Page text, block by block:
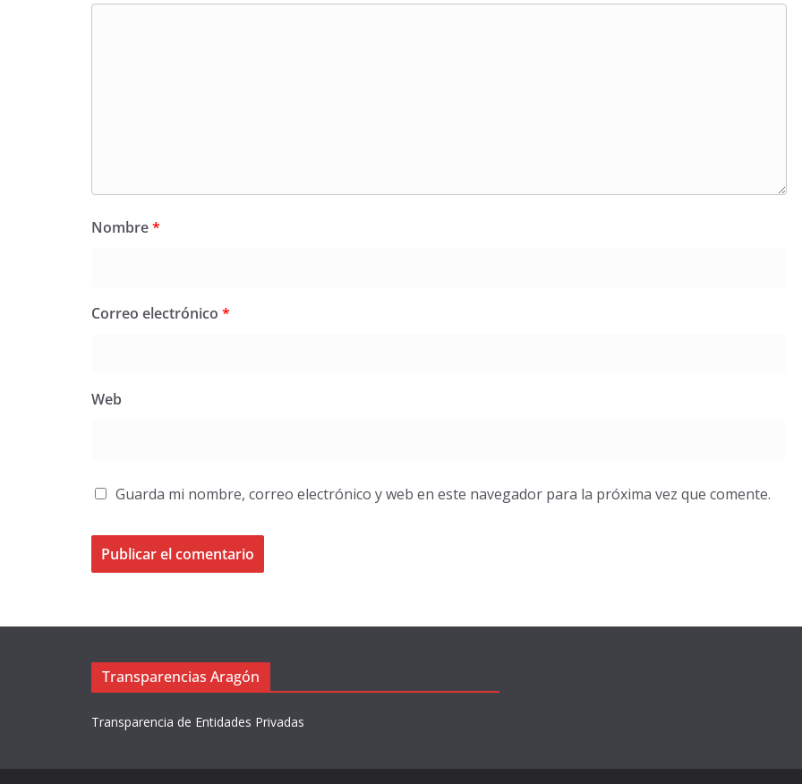
Nombre*
Correo electrónico *
Web
Guarda mi nombre, correo electrónico y web en este navegador para la próxima vez que comente.
Transparencias Aragón
Transparencia de Entidades Privadas